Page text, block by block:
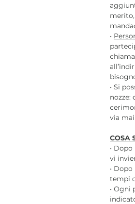
•
• Si
via
COSA
•
vi
•
tempi
• Ogni